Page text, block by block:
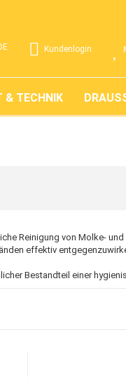
Kundenlogin
& TECHNIK
Reinigung von Molke-
effektiv
Bestandteil einer